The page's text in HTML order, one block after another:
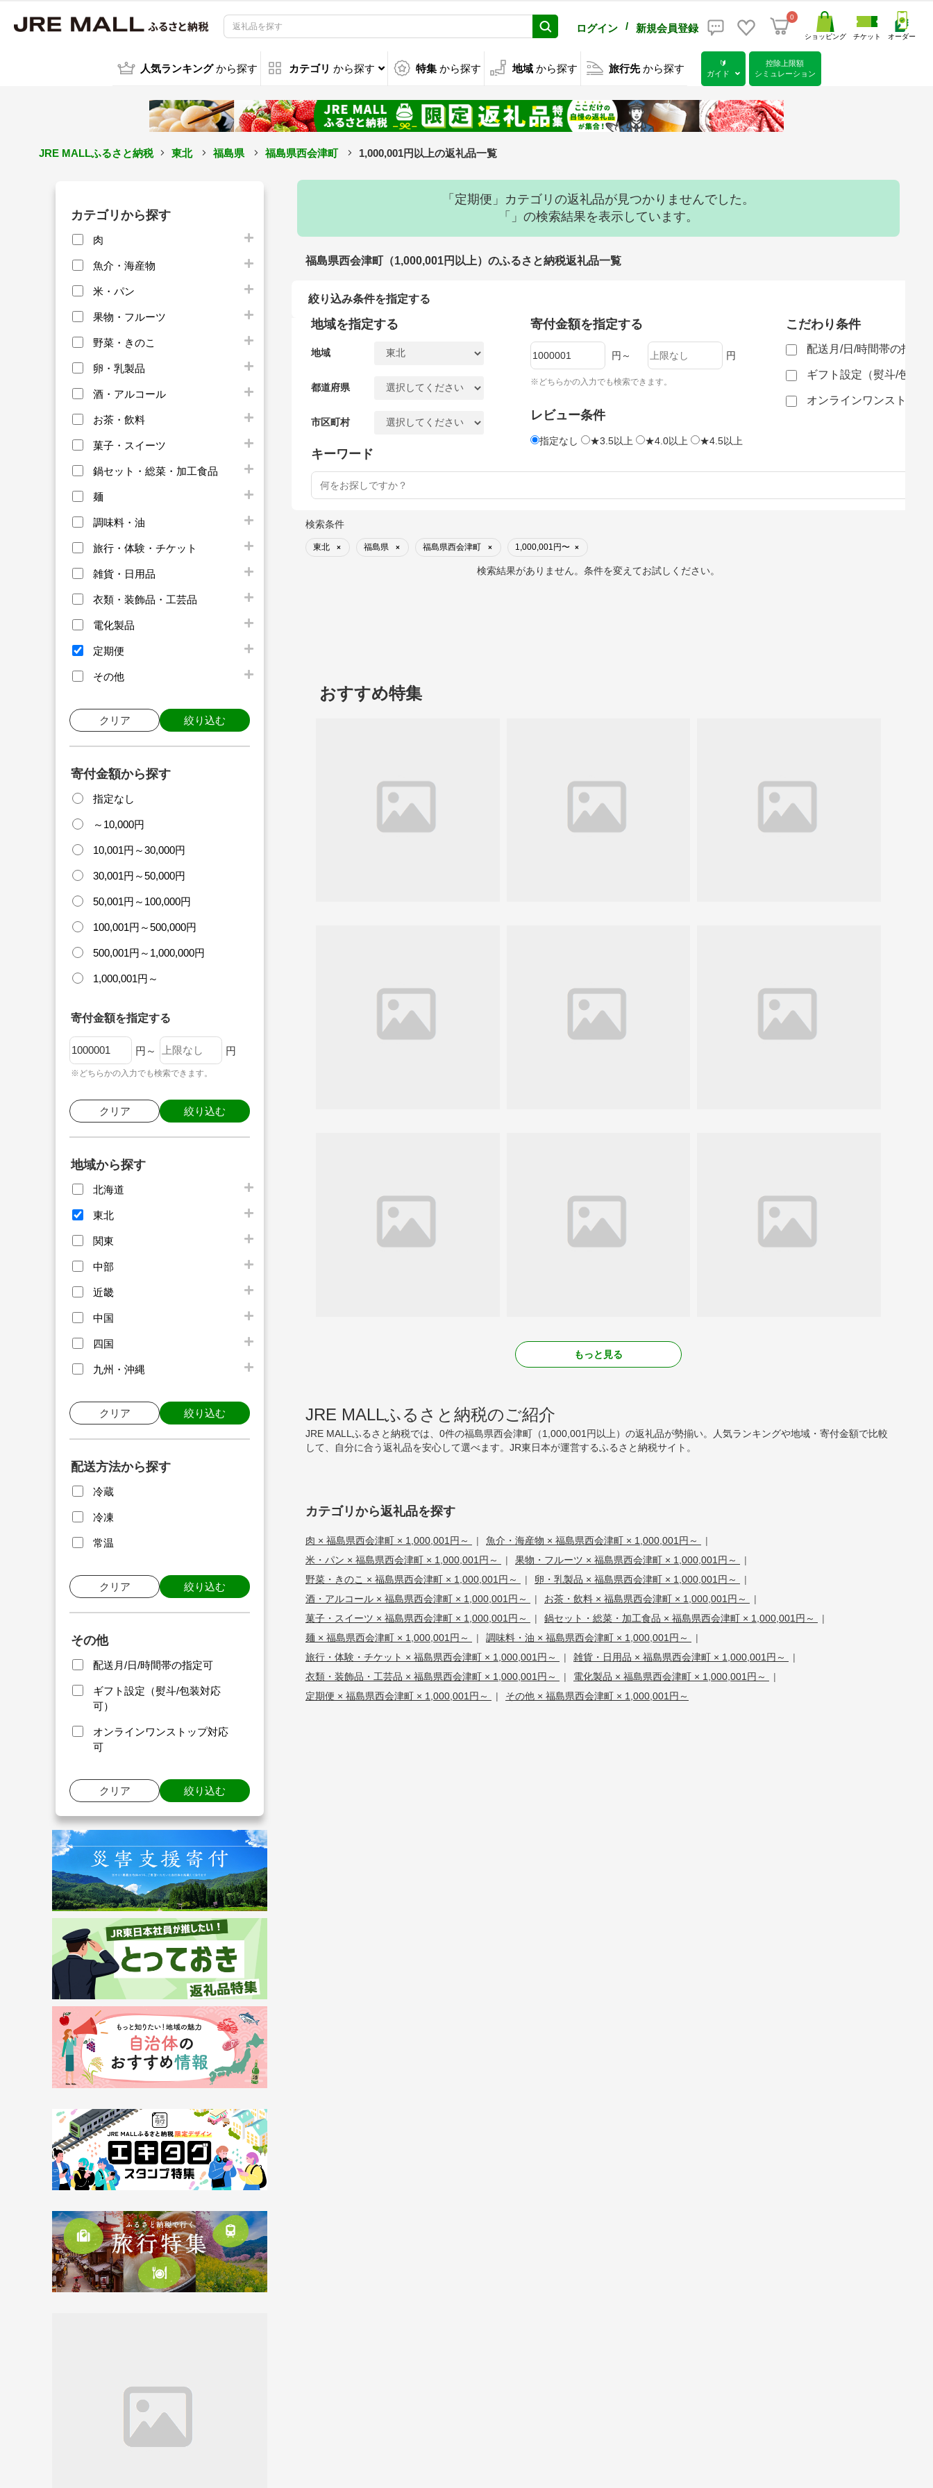
ログイン / 新規会員登録
0
ショッピング チケット オーダー
人気ランキング から探す カテゴリ から探す 特集 から探す 地域 から探す 旅行先 から探す
🔰
ガイド
控除上限額
シミュレーション
JRE MALLふるさと納税 東北 福島県 福島県西会津町 1,000,001円以上の返礼品一覧
カテゴリから探す
肉
魚介・海産物
米・パン
果物・フルーツ
野菜・きのこ
卵・乳製品
酒・アルコール
お茶・飲料
菓子・スイーツ
鍋セット・総菜・加工食品
麺
調味料・油
旅行・体験・チケット
雑貨・日用品
衣類・装飾品・工芸品
電化製品
定期便
その他
クリア 絞り込む
寄付金額から探す
指定なし
～10,000円
10,001円～30,000円
30,001円～50,000円
50,001円～100,000円
100,001円～500,000円
500,001円～1,000,000円
1,000,001円～
寄付金額を指定する
円～ 円
※どちらかの入力でも検索できます。
クリア 絞り込む
地域から探す
北海道
東北
関東
中部
近畿
中国
四国
九州・沖縄
クリア 絞り込む
配送方法から探す
冷蔵
冷凍
常温
クリア 絞り込む
その他
配送月/日/時間帯の指定可
ギフト設定（熨斗/包装対応
可）
オンラインワンストップ対応
可
クリア 絞り込む
「定期便」カテゴリの返礼品が見つかりませんでした。
「」の検索結果を表示しています。
福島県西会津町（1,000,001円以上）のふるさと納税返礼品一覧
絞り込み条件を指定する
地域を指定する
地域
都道府県
市区町村
寄付金額を指定する
円～ 円
※どちらかの入力でも検索できます。
レビュー条件
指定なし ★3.5以上 ★4.0以上 ★4.5以上
こだわり条件
配送月/日/時間帯の指定
ギフト設定（熨斗/包装
オンラインワンストップ
キーワード
検索条件
東北 × 福島県 × 福島県西会津町 × 1,000,001円〜 ×
検索結果がありません。条件を変えてお試しください。
おすすめ特集
もっと見る
JRE MALLふるさと納税のご紹介
JRE MALLふるさと納税では、0件の福島県西会津町（1,000,001円以上）の返礼品が勢揃い。人気ランキングや地域・寄付金額で比較
して、自分に合う返礼品を安心して選べます。JR東日本が運営するふるさと納税サイト。
カテゴリから返礼品を探す
肉 × 福島県西会津町 × 1,000,001円～ | 魚介・海産物 × 福島県西会津町 × 1,000,001円～
|
米・パン × 福島県西会津町 × 1,000,001円～
| 果物・フルーツ × 福島県西会津町 × 1,000,001円～
|
野菜・きのこ × 福島県西会津町 × 1,000,001円～
| 卵・乳製品 × 福島県西会津町 × 1,000,001円～
|
酒・アルコール × 福島県西会津町 × 1,000,001円～
| お茶・飲料 × 福島県西会津町 × 1,000,001円～
|
菓子・スイーツ × 福島県西会津町 × 1,000,001円～
| 鍋セット・総菜・加工食品 × 福島県西会津町 × 1,000,001円～
|
麺 × 福島県西会津町 × 1,000,001円～
| 調味料・油 × 福島県西会津町 × 1,000,001円～
|
旅行・体験・チケット × 福島県西会津町 × 1,000,001円～
| 雑貨・日用品 × 福島県西会津町 × 1,000,001円～
|
衣類・装飾品・工芸品 × 福島県西会津町 × 1,000,001円～
| 電化製品 × 福島県西会津町 × 1,000,001円～
|
定期便 × 福島県西会津町 × 1,000,001円～
| その他 × 福島県西会津町 × 1,000,001円～